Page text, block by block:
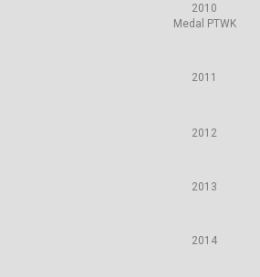
2010
Medal PTWK
2011
2012
2013
2014